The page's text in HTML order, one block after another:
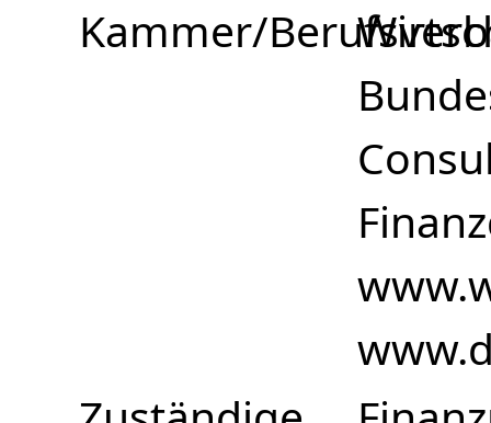
Kammer/